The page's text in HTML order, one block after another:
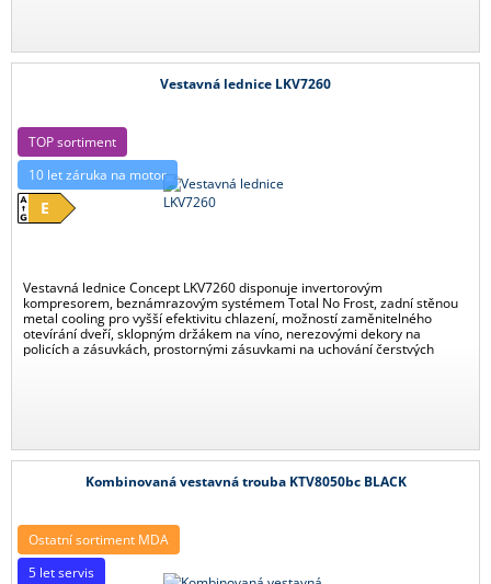
Vestavná lednice LKV7260
Vestavná lednice Concept LKV7260 disponuje invertorovým
kompresorem, beznámrazovým systémem Total No Frost, zadní stěnou
metal cooling pro vyšší efektivitu chlazení, možností zaměnitelného
otevírání dveří, sklopným držákem na víno, nerezovými dekory na
policích a zásuvkách, prostornými zásuvkami na uchování čerstvých
TOP sortiment
10 let záruka na motor
E
Kombinovaná vestavná trouba KTV8050bc BLACK
Ostatní sortiment MDA
5 let servis